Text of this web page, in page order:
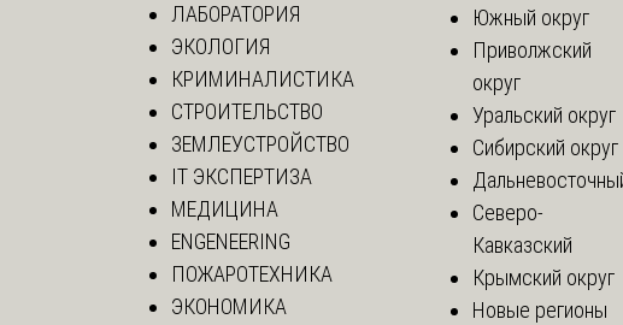
ЛАБОРАТОРИЯ
ЭКОЛОГИЯ
КРИМИНАЛИСТИКА
СТРОИТЕЛЬСТВО
ЗЕМЛЕУСТРОЙСТВО
IT ЭКСПЕРТИЗА
МЕДИЦИНА
ENGENEERING
ПОЖАРОТЕХНИКА
ЭКОНОМИКА
Южный округ
Приволжский
округ
Уральский округ
Сибирский округ
Северо-
Кавказский
Крымский округ
Новые регионы